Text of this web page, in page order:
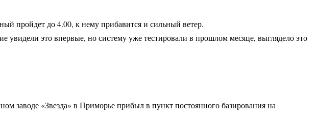
пройдет до 4.00, к нему прибавится и сильный ветер.
это впервые, но систему уже тестировали в прошлом месяце, выглядело это
заводе «Звезда» в Приморье прибыл в пункт постоянного базирования на